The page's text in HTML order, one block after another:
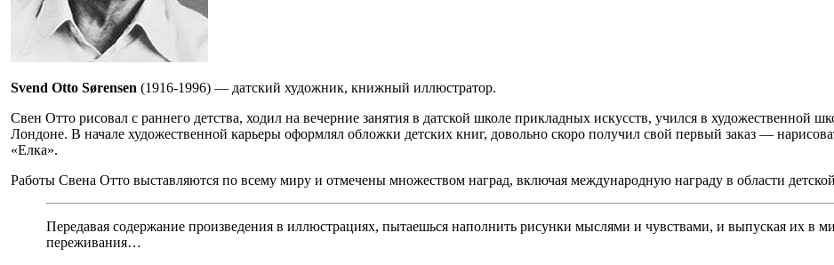
Svend Otto Sørensen (1916-1996) — датский художник, книжный иллюстратор.
Свен Отто рисовал с раннего детства, ходил на вечерние занятия в датской школе прикладных искусств, учился в художественной
Лондоне. В начале художественной карьеры оформлял обложки детских книг, довольно скоро получил свой первый заказ —
«Елка».
Работы Свена Отто выставляются по всему миру и отмечены множеством наград, включая международную награду в области
Передавая содержание произведения в иллюстрациях, пытаешься наполнить рисунки мыслями и чувствами, и выпуская их в
переживания…